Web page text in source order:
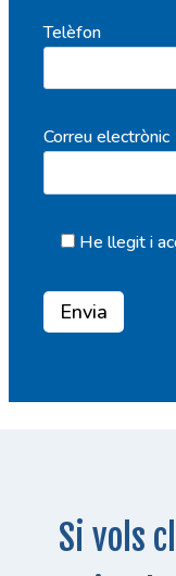
Telèfon
Correu electrònic
He llegit i
Si vols